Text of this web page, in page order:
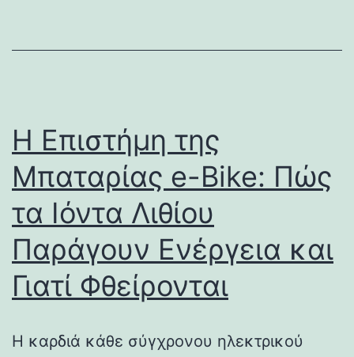
Η Επιστήμη της
Μπαταρίας e-Bike: Πώς
τα Ιόντα Λιθίου
Παράγουν Ενέργεια και
Γιατί Φθείρονται
Η καρδιά κάθε σύγχρονου ηλεκτρικού